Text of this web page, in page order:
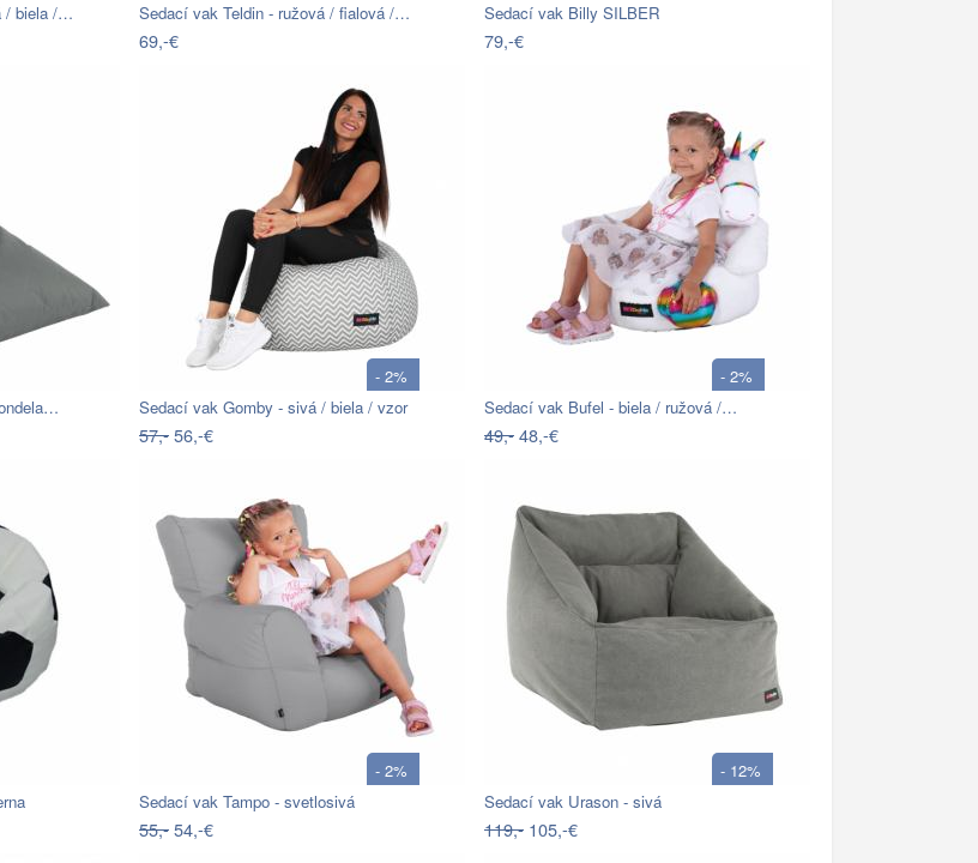
/ biela /… Sedací vak Teldin - ružová / fialová /…
69,-€
Sedací vak Billy SILBER
79,-€
- 2%
Sedací vak Gomby - sivá / biela / vzor
57,-56,-€
- 2%
Sedací vak Bufel - biela / ružová /…
49,-48,-€
- 2%
Sedací vak Tampo - svetlosivá
55,-54,-€
- 12%
Sedací vak Urason - sivá
119,- 105,-€